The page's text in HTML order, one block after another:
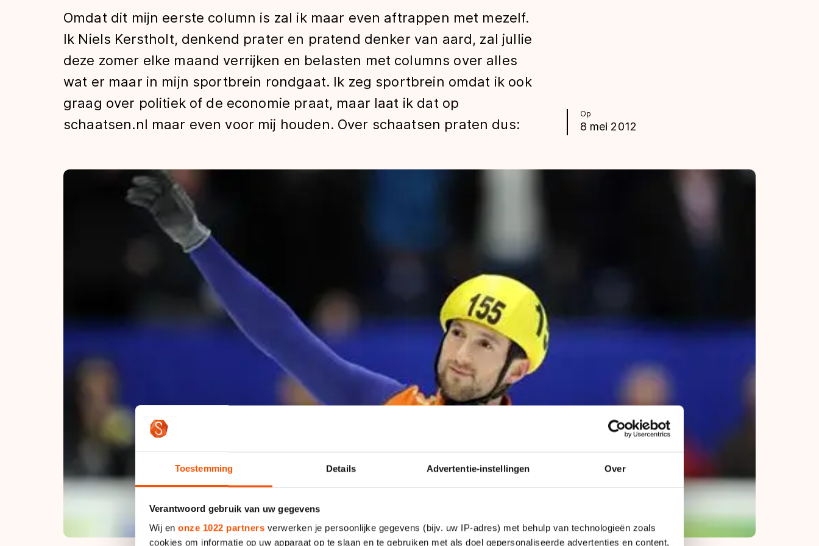
Toestemming Details Advertentie-instellingen Over
Verantwoord gebruik van uw gegevens
Wij en onze 1022 partners verwerken je persoonlijke gegevens (bijv. uw IP-adres) met behulp van technologieën zoals
cookies om informatie op uw apparaat op te slaan en te gebruiken met als doel gepersonaliseerde advertenties en content,
Tijden & historie
De weg op
Schaatsfans
Op
8 mei 2012
Omdat dit mijn eerste column is zal ik maar even aftrappen met mezelf.
Ik Niels Kerstholt, denkend prater en pratend denker van aard, zal jullie
deze zomer elke maand verrijken en belasten met columns over alles
wat er maar in mijn sportbrein rondgaat. Ik zeg sportbrein omdat ik ook
graag over politiek of de economie praat, maar laat ik dat op
schaatsen.nl maar even voor mij houden. Over schaatsen praten dus: